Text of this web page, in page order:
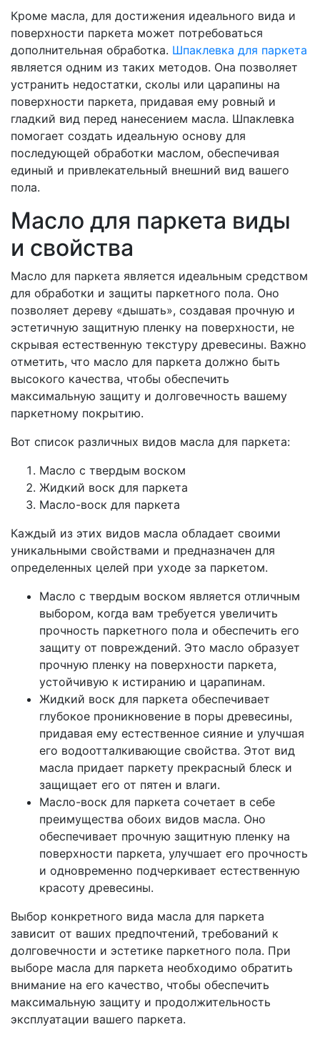
Кроме масла, для достижения идеального вида и
поверхности паркета может потребоваться
дополнительная обработка. Шпаклевка для паркета
является одним из таких методов. Она позволяет
устранить недостатки, сколы или царапины на
поверхности паркета, придавая ему ровный и
гладкий вид перед нанесением масла. Шпаклевка
помогает создать идеальную основу для
последующей обработки маслом, обеспечивая
единый и привлекательный внешний вид вашего
пола.
Масло для паркета виды
и свойства
Масло для паркета является идеальным средством
для обработки и защиты паркетного пола. Оно
позволяет дереву «дышать», создавая прочную и
эстетичную защитную пленку на поверхности, не
скрывая естественную текстуру древесины. Важно
отметить, что масло для паркета должно быть
высокого качества, чтобы обеспечить
максимальную защиту и долговечность вашему
паркетному покрытию.
Вот список различных видов масла для паркета:
Масло с твердым воском
Жидкий воск для паркета
Масло-воск для паркета
Каждый из этих видов масла обладает своими
уникальными свойствами и предназначен для
определенных целей при уходе за паркетом.
Масло с твердым воском является отличным
выбором, когда вам требуется увеличить
прочность паркетного пола и обеспечить его
защиту от повреждений. Это масло образует
прочную пленку на поверхности паркета,
устойчивую к истиранию и царапинам.
Жидкий воск для паркета обеспечивает
глубокое проникновение в поры древесины,
придавая ему естественное сияние и улучшая
его водоотталкивающие свойства. Этот вид
масла придает паркету прекрасный блеск и
защищает его от пятен и влаги.
Масло-воск для паркета сочетает в себе
преимущества обоих видов масла. Оно
обеспечивает прочную защитную пленку на
поверхности паркета, улучшает его прочность
и одновременно подчеркивает естественную
красоту древесины.
Выбор конкретного вида масла для паркета
зависит от ваших предпочтений, требований к
долговечности и эстетике паркетного пола. При
выборе масла для паркета необходимо обратить
внимание на его качество, чтобы обеспечить
максимальную защиту и продолжительность
эксплуатации вашего паркета.